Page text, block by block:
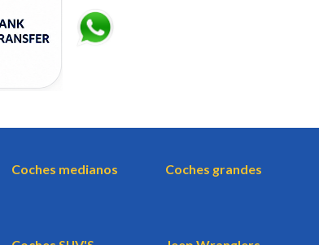
Coches medianos Coches grandes